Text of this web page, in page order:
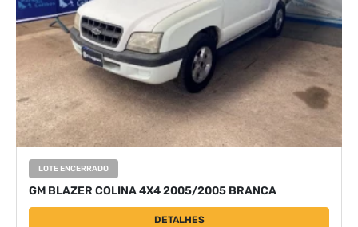
LOTE ENCERRADO
GM BLAZER COLINA 4X4 2005/2005 BRANCA
DETALHES